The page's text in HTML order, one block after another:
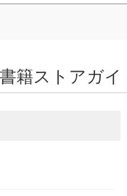
籍ストアガイ